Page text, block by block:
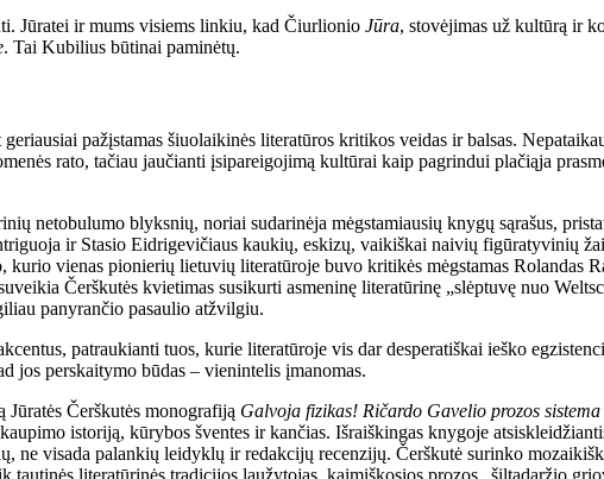
Jūratei ir mums visiems linkiu, kad Čiurlionio Jūra, stovėjimas už kultūrą ir
. Tai Kubilius būtinai paminėtų.
pažįstamas šiuolaikinės literatūros kritikos veidas ir balsas.
rato, tačiau jaučianti įsipareigojimą kultūrai kaip pagrindui plačiąja
netobulumo blyksnių, noriai sudarinėja mėgstamiausių knygų sąrašus,
ir Stasio Eidrigevičiaus kaukių, eskizų, vaikiškai naivių figūratyvinių
vienas pionierių lietuvių literatūroje buvo kritikės mėgstamas Rolandas
Čerškutės kvietimas susikurti asmeninę literatūrinę „slėptuvę nuo
panyrančio pasaulio atžvilgiu.
patraukianti tuos, kurie literatūroje vis dar desperatiškai ieško
jos perskaitymo būdas – vienintelis įmanomas.
Čerškutės monografiją Galvoja fizikas! Ričardo Gavelio prozos sistema
istoriją, kūrybos šventes ir kančias. Išraiškingas knygoje
ne visada palankių leidyklų ir redakcijų recenzijų. Čerškutė surinko
literatūrinės tradicijos laužytojas, kaimiškosios prozos „šiltadaržio